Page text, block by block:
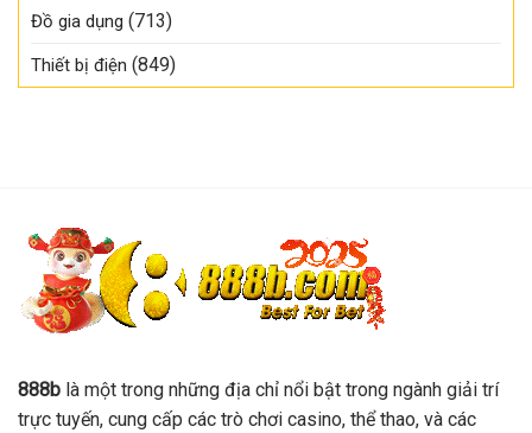
Đồ gia dụng (713)
Thiết bị điện (849)
888b là một trong những địa chỉ nổi bật trong ngành giải trí
trực tuyến, cung cấp các trò chơi casino, thể thao, và các